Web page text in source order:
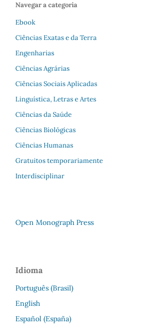
Navegar a categoria
Ebook
Ciências Exatas e da Terra
Engenharias
Ciências Agrárias
Ciências Sociais Aplicadas
Linguística, Letras e Artes
Ciências da Saúde
Ciências Biológicas
Ciências Humanas
Gratuitos temporariamente
Interdisciplinar
Open Monograph Press
Idioma
Português (Brasil)
English
Español (España)